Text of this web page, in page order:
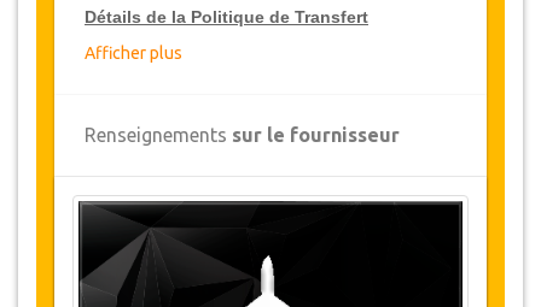
Détails de la Politique de Transfert
JazicoWorld offre pour les grands voyageurs,
10% de réduction sur les transferts
toute la Tunisie et ce pendant une période de 12
mois, pour obtenir votre remise sur le transfert,
cliquez ci-dessus sur le bouton "
remise ".
Afficher plus
Renseignements sur le fournisseur